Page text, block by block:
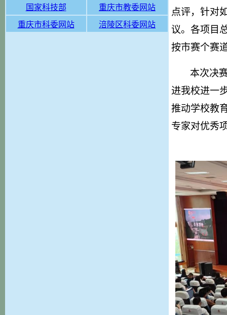
国家科技部
重庆市教委网站
重庆市科委网站
涪陵区科委网站
点评，针对
议。各项目
按市赛个赛
本次决
进我校进一
推动学校教
专家对优秀